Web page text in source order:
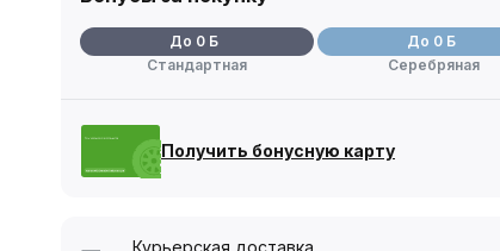
До 0 Б
Стандартная
До 0 Б
Серебряная
Получить бонусную карту
Курьерская доставка